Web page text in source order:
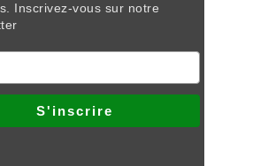
Inscrivez-vous sur notre